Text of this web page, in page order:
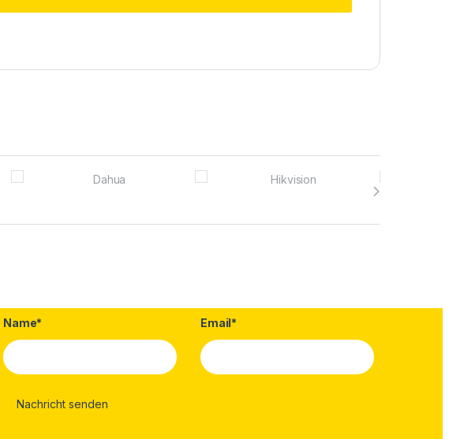
Name* Email*